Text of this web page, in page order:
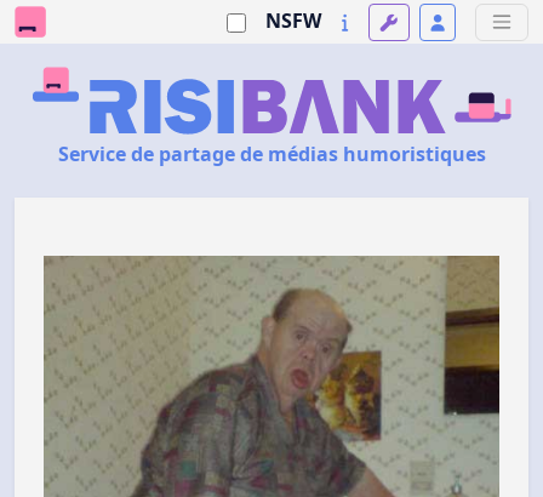
NSFW
Service de partage de médias humoristiques